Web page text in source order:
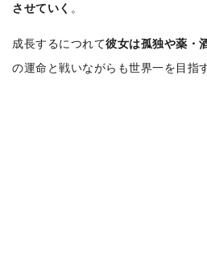
させていく 。
成長するにつれて彼女は孤独や薬・
の運命と戦いながらも世界一を目指す